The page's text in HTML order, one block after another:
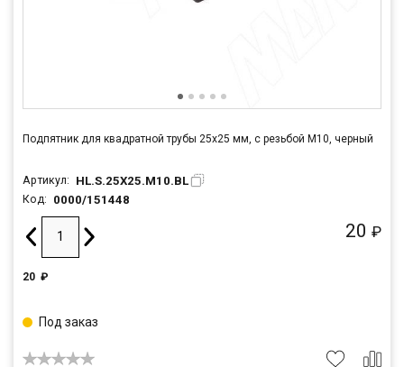
Подпятник для квадратной трубы 25x25 мм, с резьбой М10, черный
Артикул: HL.S.25X25.M10.BL
Код: 0000/151448
20 ₽
20 ₽
Под заказ